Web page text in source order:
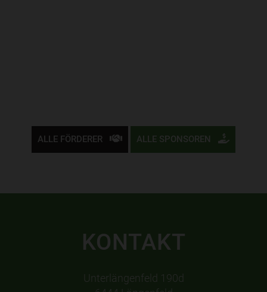
ALLE FÖRDERER ALLE SPONSOREN
KONTAKT
Unterlängenfeld 190d